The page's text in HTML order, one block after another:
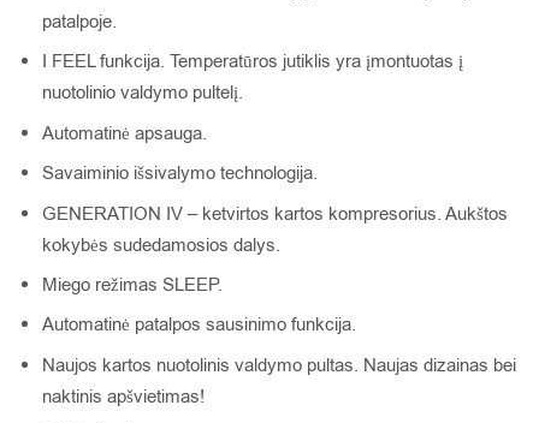
patalpoje.
I FEEL funkcija. Temperatūros jutiklis yra įmontuotas į
nuotolinio valdymo pultelį.
Automatinė apsauga.
Savaiminio išsivalymo technologija.
GENERATION IV – ketvirtos kartos kompresorius. Aukštos
kokybės sudedamosios dalys.
Miego režimas SLEEP.
Automatinė patalpos sausinimo funkcija.
Naujos kartos nuotolinis valdymo pultas. Naujas dizainas bei
naktinis apšvietimas!